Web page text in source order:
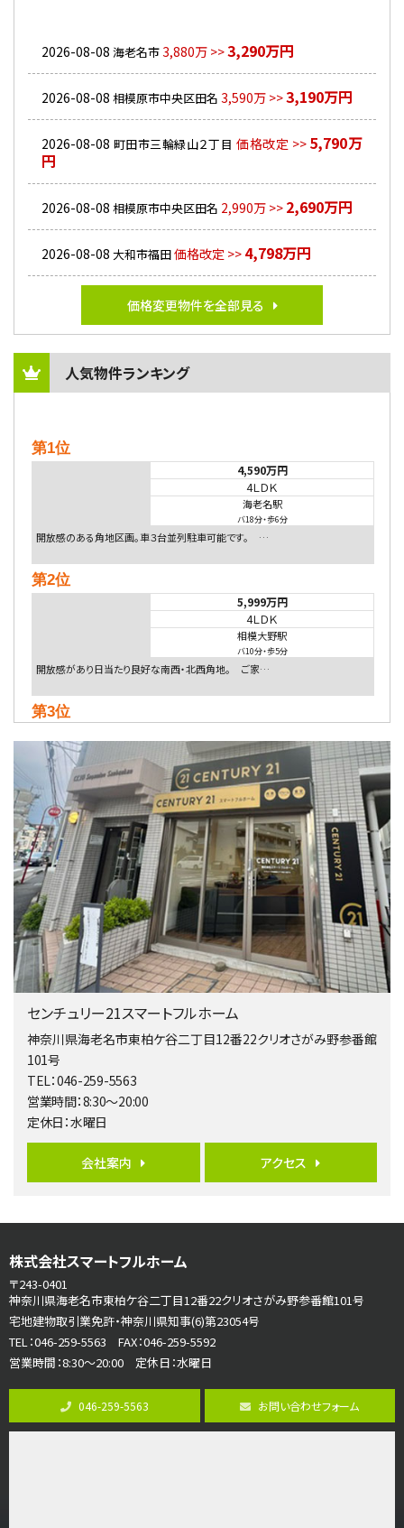
2026-08-08 海老名市3,880万 >>3,290万円
2026-08-08 相模原市中央区田名 3,590万 >>3,190万円
2026-08-08 町田市三輪緑山２丁目 価格改定 >> 5,790万
円
2026-08-08 相模原市中央区田名 2,990万 >> 2,690万円
2026-08-08 大和市福田価格改定 >> 4,798万円
価格変更物件を全部見る
人気物件ランキング
第1位
4,590万円
4ＬＤＫ
海老名駅
バ18分・歩6分
開放感のある角地区画。車３台並列駐車可能です。 …
第2位
5,999万円
4ＬＤＫ
相模大野駅
バ10分・歩5分
開放感があり日当たり良好な南西・北西角地。 ご家…
第3位
4ＬＤＫ
相模大野駅
バ9分・歩4分
２０１５年６月築、積水ハウス施工住宅です。 南東…
第4位
4,080万円
4ＬＤＫ
淵野辺駅
歩17分
南側道路に面しており日当たり良好。 キッチンから…
第5位
3,680万円
バ19分・ 歩8分
開放感があり日当たり良好な南西・北西角地区画。 …
第6位
4ＬＤＫ
さがみ野駅
海老名駅
バ15分 歩1分
リビングダイニング部分の床暖房完備 車並列2台駐…
第8位
3,990万円
4ＬＤＫ
古淵駅
センチュリー21スマートフルホーム
神奈川県海老名市東柏ケ谷二丁目12番22クリオさがみ野参番館
101号
TEL：046-259-5563
営業時間：8:30～20:00
定休日：水曜日
会社案内 アクセス
株式会社スマートフルホーム
〒243-0401
神奈川県海老名市東柏ケ谷二丁目12番22クリオさがみ野参番館101号
宅地建物取引業免許・神奈川県知事(6)第23054号
TEL：046-259-5563 FAX：046-259-5592
営業時間：8:30～20:00 定休日：水曜日
046-259-5563 お問い合わせフォーム